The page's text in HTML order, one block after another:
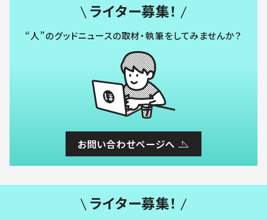
ライター募集！
“人”のグッドニュースの取材・執筆をしてみませんか？
お問い合わせページへ
ライター募集！